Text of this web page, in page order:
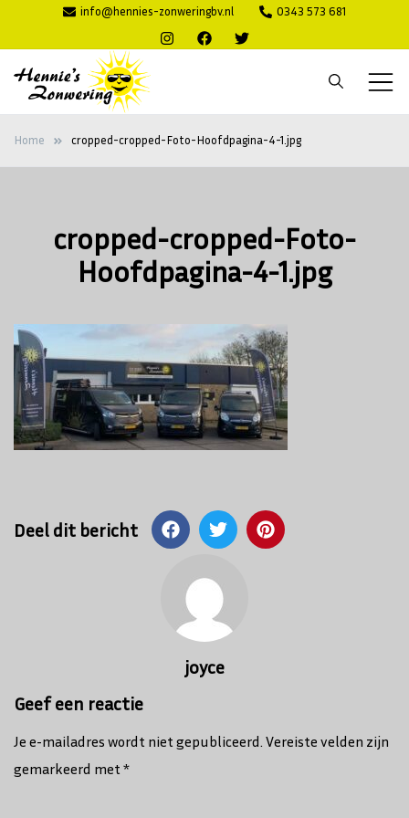
inhoud
info@hennies-zonweringbv.nl 0343 573 681
Hennie's
Zonwering
Home cropped-cropped-Foto-Hoofdpagina-4-1.jpg
cropped-cropped-Foto-
Hoofdpagina-4-1.jpg
Deel dit bericht
joyce
Geef een reactie
Je e-mailadres wordt niet gepubliceerd. Vereiste velden zijn
gemarkeerd met *